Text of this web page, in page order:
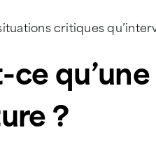
critiques
ce
?